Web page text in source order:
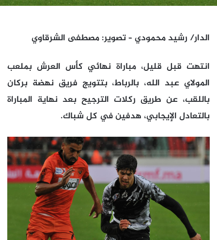
الدار/ رشيد محمودي – تصوير: مصطفى الشرقاوي
انتهت قبل قليل، مباراة نهائي كأس العرش بملعب
المولاي عبد الله، بالرباط، بتتويج فريق نهضة بركان
باللقب، عن طريق ركلات الترجيح بعد نهاية المباراة
بالتعادل الإيجابي، هدفين في كل شباك.